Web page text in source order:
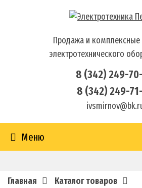
Продажа и комплексные
электротехнического
8 (342) 249-
8 (342) 249-
Меню
Главная
Каталог товаров